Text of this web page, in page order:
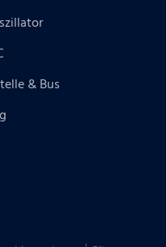
& Bus